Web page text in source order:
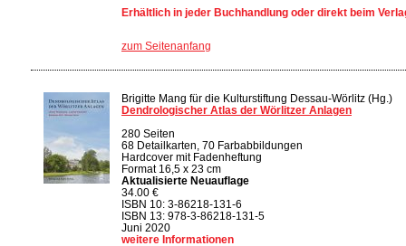
Erhältlich in jeder Buchhandlung oder direkt beim
zum Seitenanfang
Brigitte Mang für die Kulturstiftung Dessau-Wörlitz (Hg.)
Dendrologischer Atlas der Wörlitzer Anlagen
280 Seiten
68 Detailkarten, 70 Farbabbildungen
Hardcover mit Fadenheftung
Format 16,5 x 23 cm
Aktualisierte Neuauflage
34.00 €
ISBN 10: 3-86218-131-6
ISBN 13: 978-3-86218-131-5
Juni 2020
weitere Informationen